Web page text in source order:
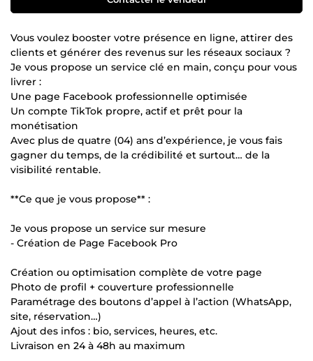
Vous voulez booster votre présence en ligne, attirer des
clients et générer des revenus sur les réseaux sociaux ?
Je vous propose un service clé en main, conçu pour vous
livrer :
Une page Facebook professionnelle optimisée
Un compte TikTok propre, actif et prêt pour la
monétisation
Avec plus de quatre (04) ans d’expérience, je vous fais
gagner du temps, de la crédibilité et surtout… de la
visibilité rentable.
**Ce que je vous propose** :
Je vous propose un service sur mesure
- Création de Page Facebook Pro
Création ou optimisation complète de votre page
Photo de profil + couverture professionnelle
Paramétrage des boutons d’appel à l’action (WhatsApp,
site, réservation…)
Ajout des infos : bio, services, heures, etc.
Livraison en 24 à 48h au maximum